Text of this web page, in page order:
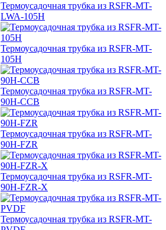
Термоусадочная трубка из RSFR-MT-
LWA-105H
Термоусадочная трубка из RSFR-MT-
105H
Термоусадочная трубка из RSFR-MT-
90H-CCB
Термоусадочная трубка из RSFR-MT-
90H-FZR
Термоусадочная трубка из RSFR-MT-
90H-FZR-X
Термоусадочная трубка из RSFR-MT-